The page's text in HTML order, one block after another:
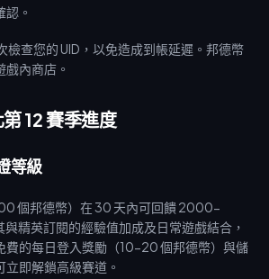
。
檢查您的 UID，以免造成到帳延遲。邦德幣
內商店。
12 賽季進度
等級
個邦德幣）在 30 天內可回饋 2000-
精英訂閱的經驗值加成及日常遊戲結合，
費的每日登入獎勵（10-20 個邦德幣）與儲
即解鎖高級賽道。